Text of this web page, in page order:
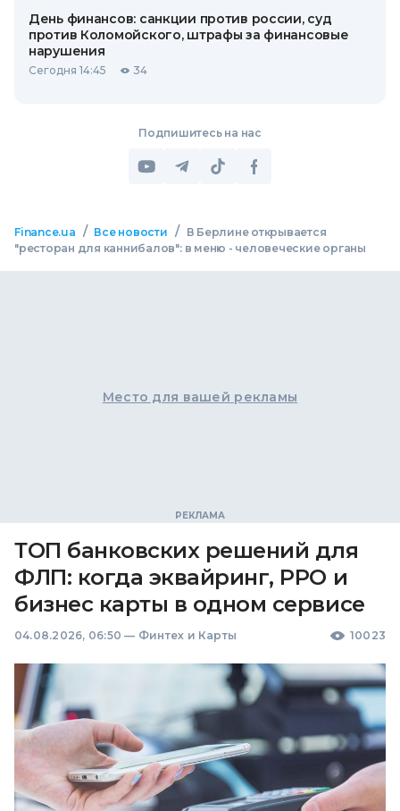
День финансов: санкции против россии, суд
против Коломойского, штрафы за финансовые
нарушения
Сегодня 14:45 34
Подпишитесь на нас
Finance.ua / Все новости /
В Берлине открывается
"ресторан для каннибалов": в меню - человеческие органы
Место для вашей рекламы
ТОП банковских решений для
ФЛП: когда эквайринг, РРО и
бизнес карты в одном сервисе
04.08.2026, 06:50 — Финтех и Карты 10023